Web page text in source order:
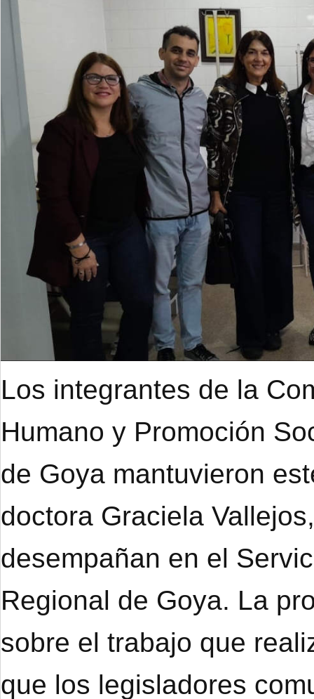
Los integrantes de la
Humano y Promoción
de Goya mantuvieron
doctora Graciela
desempañan en el
Regional de Goya. La
sobre el trabajo que
que los legisladores